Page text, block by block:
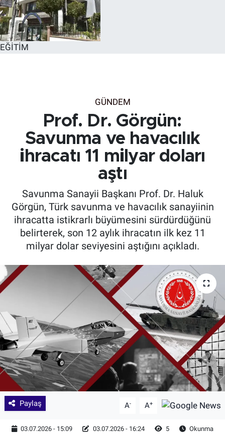
EĞİTİM
GÜNDEM
Prof. Dr. Görgün:
Savunma ve havacılık
ihracatı 11 milyar doları
aştı
Savunma Sanayii Başkanı Prof. Dr. Haluk
Görgün, Türk savunma ve havacılık sanayiinin
ihracatta istikrarlı büyümesini sürdürdüğünü
belirterek, son 12 aylık ihracatın ilk kez 11
milyar dolar seviyesini aştığını açıkladı.
Paylaş A- A+
03.07.2026 - 15:09 03.07.2026 - 16:24 5 Okunma